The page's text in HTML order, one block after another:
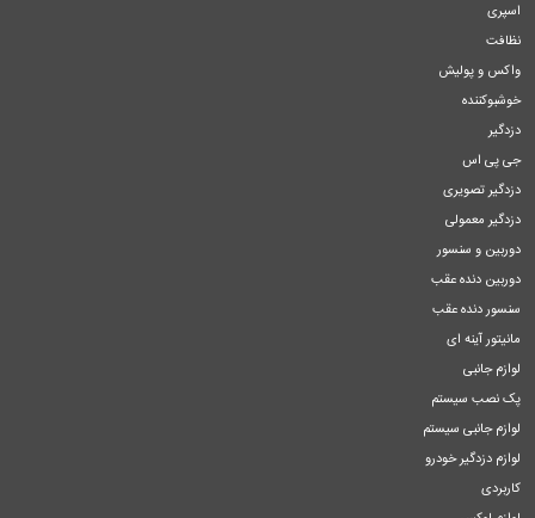
اسپری
نظافت
واکس و پولیش
خوشبوکننده
دزدگیر
جی پی اس
دزدگیر تصویری
دزدگیر معمولی
دوربین و سنسور
دوربین دنده عقب
سنسور دنده عقب
مانیتور آینه ای
لوازم جانبی
پک نصب سیستم
لوازم جانبی سیستم
لوازم دزدگیر خودرو
کاربردی